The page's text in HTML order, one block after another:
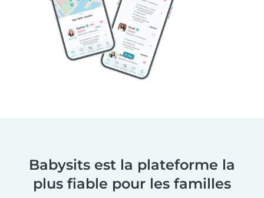
Babysits est la plateforme la
plus fiable pour les familles